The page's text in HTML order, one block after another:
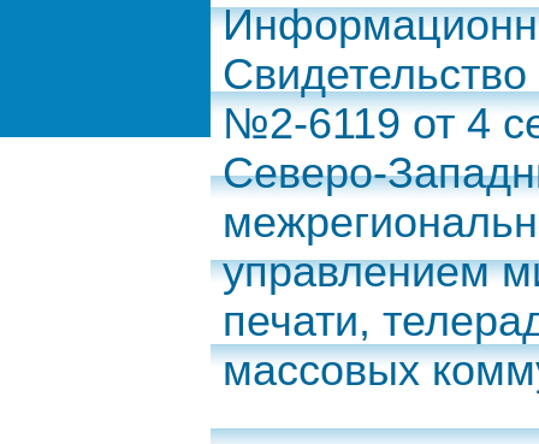
№2-6119 от 4
Северо-
управлением
печати,
массовых